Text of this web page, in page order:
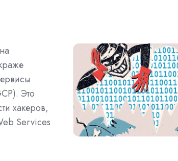
Это
хакеров,
Services